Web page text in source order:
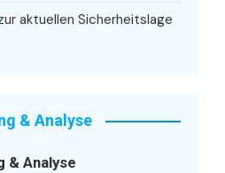
aktuellen Sicherheitslage
& Analyse
& Analyse